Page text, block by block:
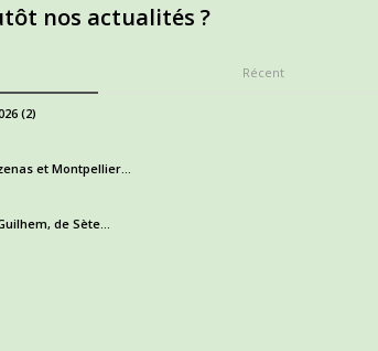
nos actualités ?
Récent
(2)
et Montpellier...
de Sète...